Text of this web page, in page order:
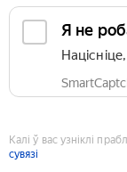
Я не
Калі ў вас узніклі
сувязі